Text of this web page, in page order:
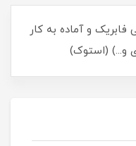
فابریک و آماده به کار
و...) (استوک)